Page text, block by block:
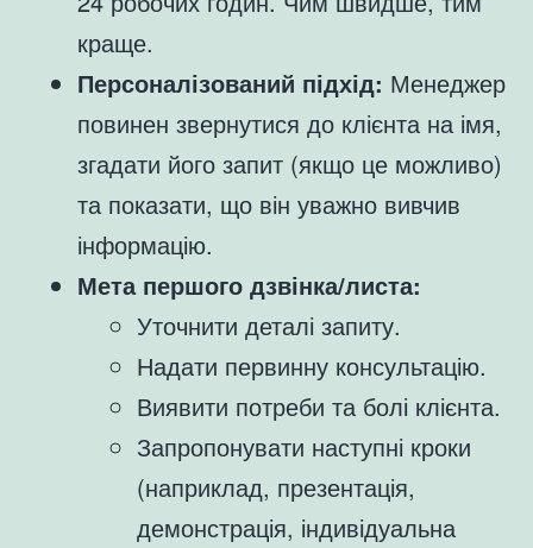
краще.
Персоналізований підхід: Менеджер
повинен звернутися до клієнта на імя,
згадати його запит (якщо це можливо)
та показати, що він уважно вивчив
інформацію.
Мета першого дзвінка/листа:
Уточнити деталі запиту.
Надати первинну консультацію.
Виявити потреби та болі клієнта.
Запропонувати наступні кроки
(наприклад, презентація,
демонстрація, індивідуальна